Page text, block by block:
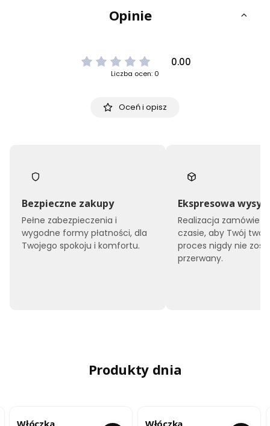
Opinie
0.00
Liczba ocen: 0
Oceń i opisz
Bezpieczne zakupy
Pełne zabezpieczenia i
wygodne formy płatności, dla
Twojego spokoju i komfortu.
Ekspresowa
Realizacja zamówień
czasie, aby Twój
proces nigdy nie
przerwany.
Produkty dnia
Włóczka
Włóczka